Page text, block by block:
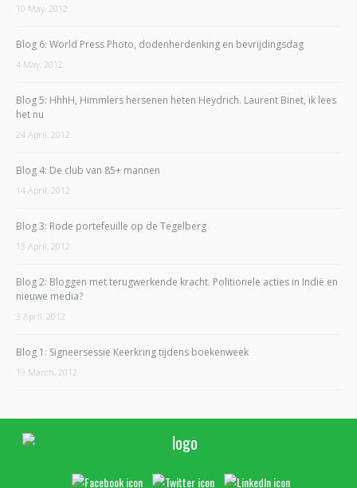
10 May, 2012
Blog 6: World Press Photo, dodenherdenking en bevrijdingsdag
4 May, 2012
Blog 5: HhhH, Himmlers hersenen heten Heydrich. Laurent Binet, ik lees
het nu
24 April, 2012
Blog 4: De club van 85+ mannen
14 April, 2012
Blog 3: Rode portefeuille op de Tegelberg
13 April, 2012
Blog 2: Bloggen met terugwerkende kracht. Politionele acties in Indië en
nieuwe media?
3 April, 2012
Blog 1: Signeersessie Keerkring tijdens boekenweek
19 March, 2012